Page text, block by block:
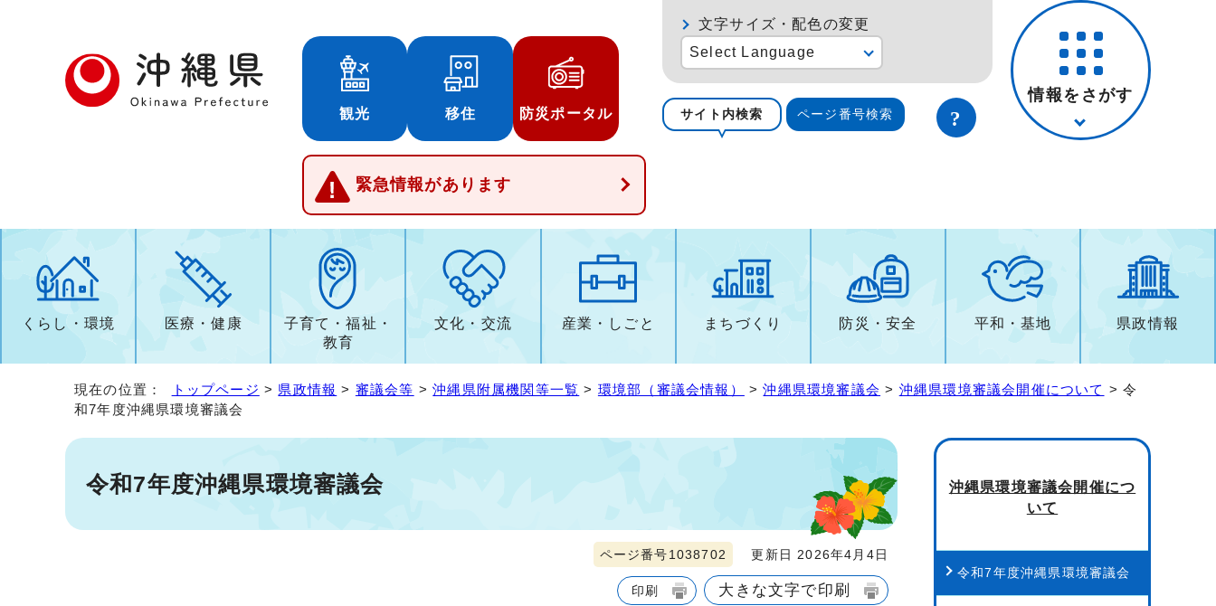
観光 移住 防災ポータル
緊急情報があります
文字サイズ・配色の変更
Select Language
サイト内検索 ページ番号検索
情報をさがす
くらし・環境 医療・健康
子育て・福祉・
教育
文化・交流 産業・しごと まちづくり 防災・安全 平和・基地 県政情報
現在の位置： トップページ > 県政情報 > 審議会等 >沖縄県附属機関等一覧 > 環境部（審議会情報） >沖縄県環境審議会 > 沖縄県環境審議会開催について > 令
和7年度沖縄県環境審議会
令和7年度沖縄県環境審議会
ページ番号1038702 更新日 2026年4月4日
印刷 大きな文字で印刷
沖縄県環境審議会開催につ
いて
令和7年度沖縄県環境審議会